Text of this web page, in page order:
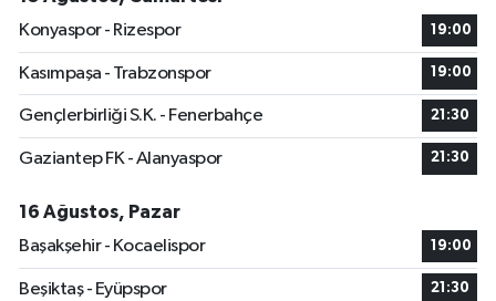
Konyaspor - Rizespor
19:00
Kasımpaşa - Trabzonspor 19:00
Gençlerbirliği S.K. - Fenerbahçe 21:30
Gaziantep FK - Alanyaspor 21:30
16 Ağustos, Pazar
Başakşehir - Kocaelispor
19:00
Beşiktaş - Eyüpspor 21:30